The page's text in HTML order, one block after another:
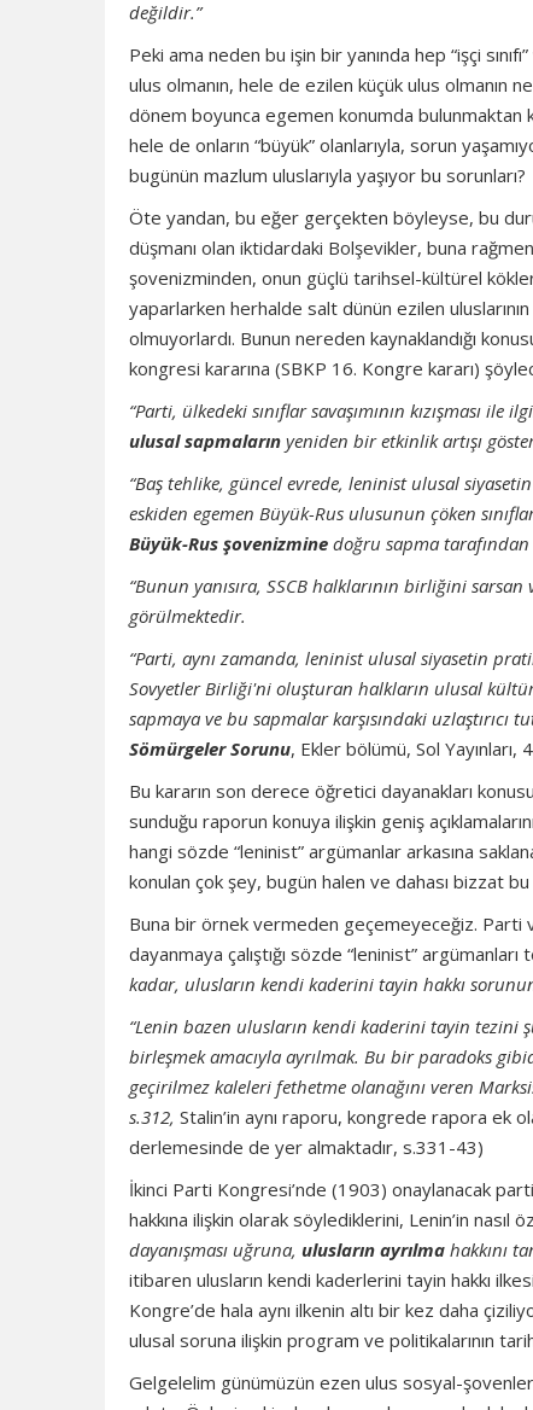
değildir.”
Peki ama neden bu işin bir yanında hep “işçi
ulus olmanın, hele de ezilen küçük ulus olmanın
dönem boyunca egemen konumda bulunmaktan
hele de onların “büyük” olanlarıyla, sorun
bugünün mazlum uluslarıyla yaşıyor bu sorunları?
Öte yandan, bu eğer gerçekten böyleyse, bu
düşmanı olan iktidardaki Bolşevikler, buna
şovenizminden, onun güçlü tarihsel-kültürel
yaparlarken herhalde salt dünün ezilen
olmuyorlardı. Bunun nereden kaynaklandığı
kongresi kararına (SBKP 16. Kongre kararı)
“Parti, ülkedeki sınıflar savaşımının kızışması
ulusal sapmaların yeniden bir etkinlik artışı
“Baş tehlike, güncel evrede, leninist ulusal
eskiden egemen Büyük-Rus ulusunun çöken
Büyük-Rus şovenizmine doğru sapma
“Bunun yanısıra, SSCB halklarının birliğini
görülmektedir.
“Parti, aynı zamanda, leninist ulusal siyasetin
Sovyetler Birliği'ni oluşturan halkların ulusal
sapmaya ve bu sapmalar karşısındaki uzlaştırıcı
Sömürgeler Sorunu, Ekler bölümü, Sol
Bu kararın son derece öğretici dayanakları
sunduğu raporun konuya ilişkin geniş
hangi sözde “leninist” argümanlar arkasına
konulan çok şey, bugün halen ve dahası bizzat
Buna bir örnek vermeden geçemeyeceğiz.
dayanmaya çalıştığı sözde “leninist”
kadar, ulusların kendi kaderini tayin hakkı
“Lenin bazen ulusların kendi kaderini tayin tezini
birleşmek amacıyla ayrılmak. Bu bir paradoks
geçirilmez kaleleri fethetme olanağını veren
s.312, Stalin’in aynı raporu, kongrede rapora ek
derlemesinde de yer almaktadır, s.331-43)
İkinci Parti Kongresi’nde (1903) onaylanacak
hakkına ilişkin olarak söylediklerini, Lenin’in nasıl
dayanışması uğruna, ulusların ayrılma hakkını
itibaren ulusların kendi kaderlerini tayin hakkı
Kongre’de hala aynı ilkenin altı bir kez daha
ulusal soruna ilişkin program ve politikalarının
Gelgelelim günümüzün ezen ulus sosyal-